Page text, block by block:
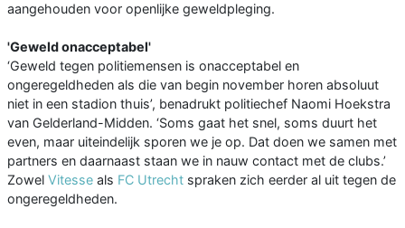
aangehouden voor openlijke geweldpleging.
'Geweld onacceptabel'
‘Geweld tegen politiemensen is onacceptabel en
ongeregeldheden als die van begin november horen absoluut
niet in een stadion thuis’, benadrukt politiechef Naomi Hoekstra
van Gelderland-Midden. ‘Soms gaat het snel, soms duurt het
even, maar uiteindelijk sporen we je op. Dat doen we samen met
partners en daarnaast staan we in nauw contact met de clubs.’
Zowel Vitesse als FC Utrecht spraken zich eerder al uit tegen de
ongeregeldheden.